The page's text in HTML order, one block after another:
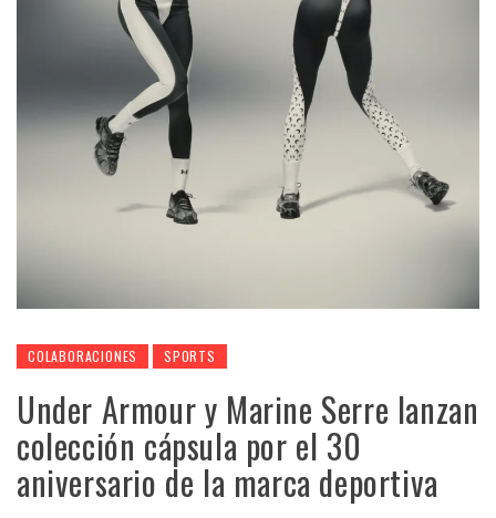
COLABORACIONES SPORTS
Under Armour y Marine Serre lanzan
colección cápsula por el 30
aniversario de la marca deportiva